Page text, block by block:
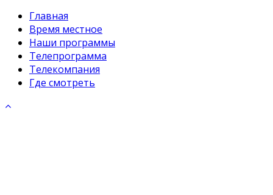
Главная
Время местное
Наши программы
Телепрограмма
Телекомпания
Где смотреть